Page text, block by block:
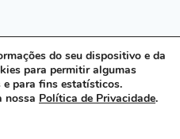
WordPress por
WP
do seu dispositivo e da
para permitir algumas
para fins estatísticos.
nossa Política de Privacidade.